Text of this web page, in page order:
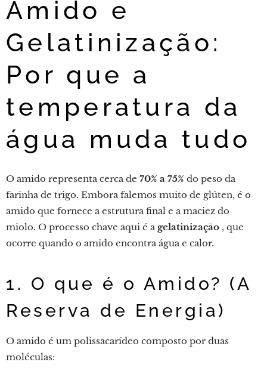
Amido e
Gelatinização:
Por que a
temperatura da
água muda tudo
O amido representa cerca de 70% a 75% do peso da
farinha de trigo. Embora falemos muito de glúten, é o
amido que fornece a estrutura final e a maciez do
miolo. O processo chave aqui é a gelatinização , que
ocorre quando o amido encontra água e calor.
1. O que é o Amido? (A
Reserva de Energia)
O amido é um polissacarídeo composto por duas
moléculas: